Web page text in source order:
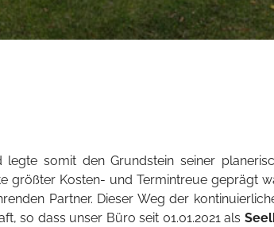
somit den Grundstein seiner
größter Kosten- und Termintreue geprägt
Partner. Dieser Weg der
so dass unser Büro seit 01.01.2021 als